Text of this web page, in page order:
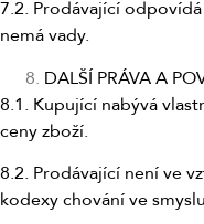
7.2. Prodávající
nemá vady.
DALŠÍ PRÁVA A
8.1. Kupující nabývá
ceny zboží.
8.2. Prodávající není ve
kodexy chování ve smyslu